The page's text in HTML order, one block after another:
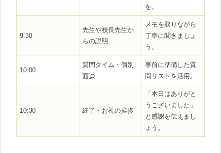
を。
9:30
先生や校長先生か
らの説明
メモを取りながら
丁寧に聞きましょ
う。
10:00
質問タイム・個別
面談
事前に準備した質
問リストを活用。
10:30 終了・お礼の挨拶
「本日はありがと
うございました」
と感謝を伝えまし
ょう。